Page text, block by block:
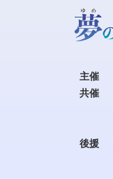
主催
共催
後援